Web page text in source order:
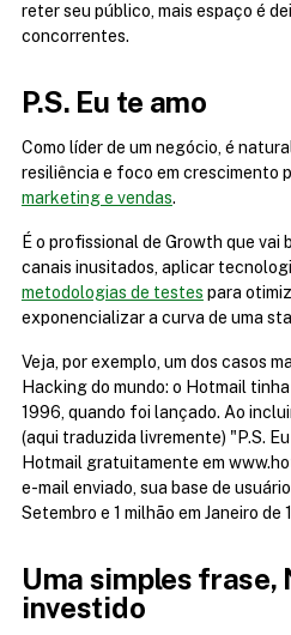
reter seu público, mais espaço é
concorrentes.
P.S. Eu te amo
Como líder de um negócio, é
marketing e vendas.
É o profissional de Growth que vai
metodologias de testes para
exponencializar a curva de uma
Veja, por exemplo, um dos casos
Hacking do mundo: o Hotmail
1996, quando foi lançado. Ao
(aqui traduzida livremente) "P.S.
Hotmail gratuitamente em
e-mail enviado, sua base de
Setembro e 1 milhão em Janeiro de
Uma simples frase,
investido